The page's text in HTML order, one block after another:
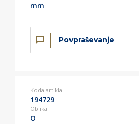
mm
Povpraševanje
Koda artikla
194729
Oblika
O